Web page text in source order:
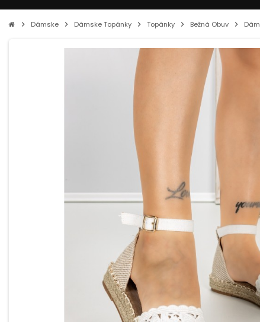
chevron_right Dámske chevron_right Dámske Topánky chevron_right Topánky chevron_right Bežná Obuv chevron_right